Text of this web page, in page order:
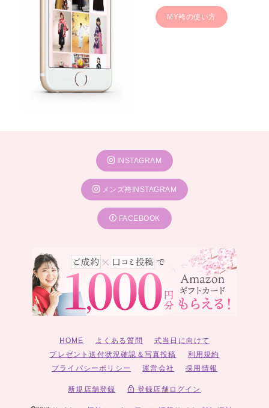
MY袴の使い方
INSTAGRAM
メンズ袴INSTAGRAM
FACEBOOK
HOME よくある質問
式当日に向けて
プレゼント送付状況確認＆写真投稿
利用規約
プライバシーポリシー
運営会社 採用情報
新規店舗登録 登録店舗ログイン